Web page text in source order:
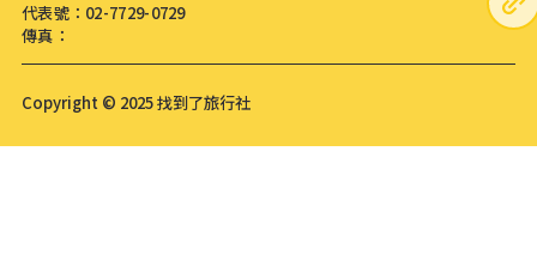
代表號：02-7729-0729
傳真：
Copyright © 2025 找到了旅行社